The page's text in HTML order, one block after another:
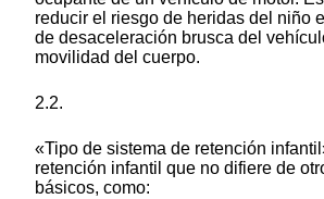
reducir el riesgo de heridas del niño
de desaceleración brusca del
movilidad del cuerpo.
2.2.
«Tipo de sistema de retención
retención infantil que no difiere de
básicos, como: